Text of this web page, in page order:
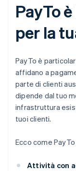
PayTo
per la
PayTo è
affidano a
parte di clienti
dipende dal tuo
infrastruttura
tuoi clienti.
Ecco come
Attività con